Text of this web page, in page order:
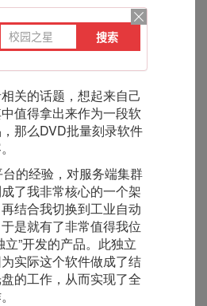
关的话题，想起来自己
值得拿出来作为一段软
那么DVD批量刻录软件
的经验，对服务端集群
了我非常核心的一个架
结合我切换到工业自动
是就有了非常值得我位
”开发的产品。此独立
实际这个软件做成了结
的工作，从而实现了全